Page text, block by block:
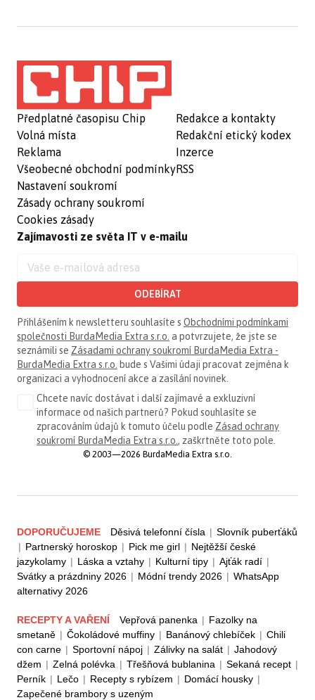
Předplatné časopisu Chip
Volná místa
Reklama
Všeobecné obchodní podmínky
Nastavení soukromí
Zásady ochrany soukromí
Cookies zásady
Redakce a kontakty
Redakční etický kodex
Inzerce
RSS
Zajímavosti ze světa IT v e-mailu
ODEBÍRAT
Přihlášením k newsletteru souhlasíte s Obchodními podmínkami
společnosti BurdaMedia Extra s.r.o. a potvrzujete, že jste se
seznámili se Zásadami ochrany soukromí BurdaMedia Extra -
BurdaMedia Extra s.r.o. bude s Vašimi údaji pracovat zejména k
organizaci a vyhodnocení akce a zasílání novinek.
Chcete navíc dostávat i další zajímavé a exkluzivní
informace od našich partnerů? Pokud souhlasíte se
zpracováním údajů k tomuto účelu podle Zásad ochrany
soukromí BurdaMedia Extra s.r.o. , zaškrtněte toto pole.
© 2003—2026 BurdaMedia Extra s.r.o.
DOPORUČUJEME Děsivá telefonní čísla | Slovník puberťáků
| Partnerský horoskop | Pick me girl | Nejtěžší české
jazykolamy | Láska a vztahy | Kulturní tipy | Ajťák radí |
Svátky a prázdniny 2026 | Módní trendy 2026 | WhatsApp
alternativy 2026
RECEPTY A VAŘENÍ Vepřová panenka | Fazolky na
smetaně | Čokoládové muffiny | Banánový chlebíček | Chili
con carne | Sportovní nápoj | Zálivky na salát | Jahodový
džem | Zelná polévka | Třešňová bublanina | Sekaná recept |
Perník | Lečo | Recepty s rybízem | Domácí housky |
Zapečené brambory s uzeným